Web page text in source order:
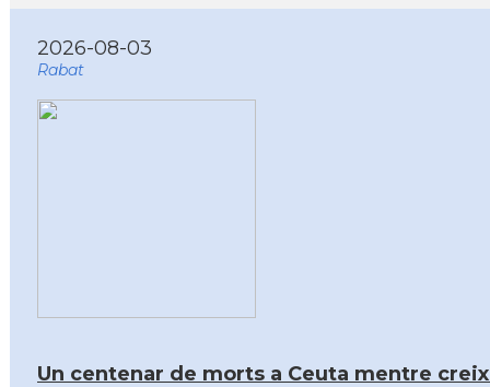
2026-08-03
Rabat
Un centenar de morts a Ceuta mentre